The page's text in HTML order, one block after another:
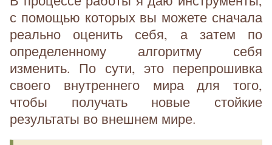
с помощью которых вы можете сначала
реально оценить себя, а затем по
определенному алгоритму себя
изменить. По сути, это перепрошивка
своего внутреннего мира для того,
чтобы получать новые стойкие
результаты во внешнем мире.